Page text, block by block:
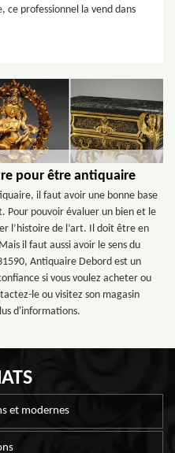
ce professionnel la vend dans
pour être antiquaire
il faut avoir une bonne base
Pour pouvoir évaluer un bien et le
l’histoire de l’art. Il doit être en
il faut aussi avoir le sens du
Antiquaire Debord est un
si vous voulez acheter ou
le ou visitez son magasin
d'informations.
et modernes